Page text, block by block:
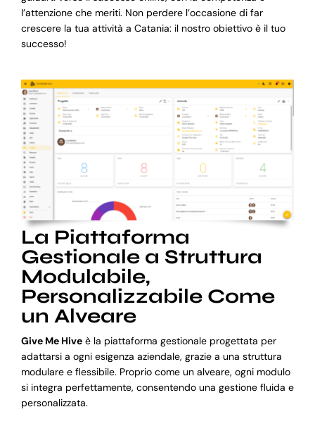
l’attenzione che meriti. Non perdere l’occasione di far
crescere la tua attività a Catania: il nostro obiettivo è il tuo
successo!
La Piattaforma
Gestionale a Struttura
Modulabile,
Personalizzabile Come
un Alveare
Give Me Hiveè la piattaforma gestionale progettata per
adattarsi a ogni esigenza aziendale, grazie a una struttura
modulare e flessibile. Proprio come un alveare, ogni modulo
si integra perfettamente, consentendo una gestione fluida e
personalizzata.